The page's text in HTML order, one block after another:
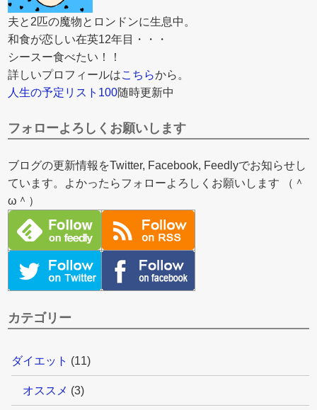
夫と2匹の魔物とロンドンに生息中。
和食が恋しい在英12年目・・・
シースー食べたい！！
詳しいプロフィールはこちらから。
人生の予定リスト100随時更新中
フォローよろしくお願いします
ブログの更新情報をTwitter, Facebook, Feedlyでお知らせし
ています。よかったらフォローよろしくお願いします （＾
ω＾）
カテゴリー
ダイエット (11)
オススメ (3)